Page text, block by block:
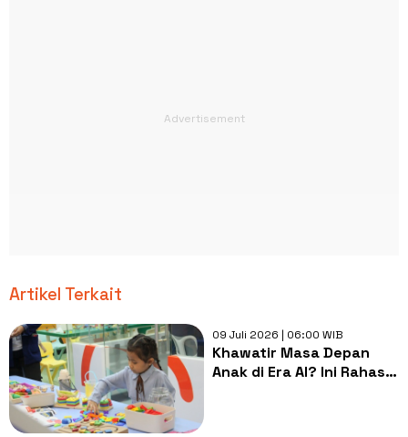
Artikel Terkait
09 Juli 2026 | 06:00 WIB
Khawatir Masa Depan
Anak di Era AI? Ini Rahasia